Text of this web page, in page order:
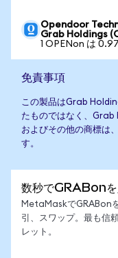
Opendoor
Grab Holdings
1 OPENon は
免責事項
この製品はGrab
たものではなく、Grab
およびその他の商標は
す。
数秒でGRABon
MetaMaskでGRABon
引、スワップ。最も信
レット。